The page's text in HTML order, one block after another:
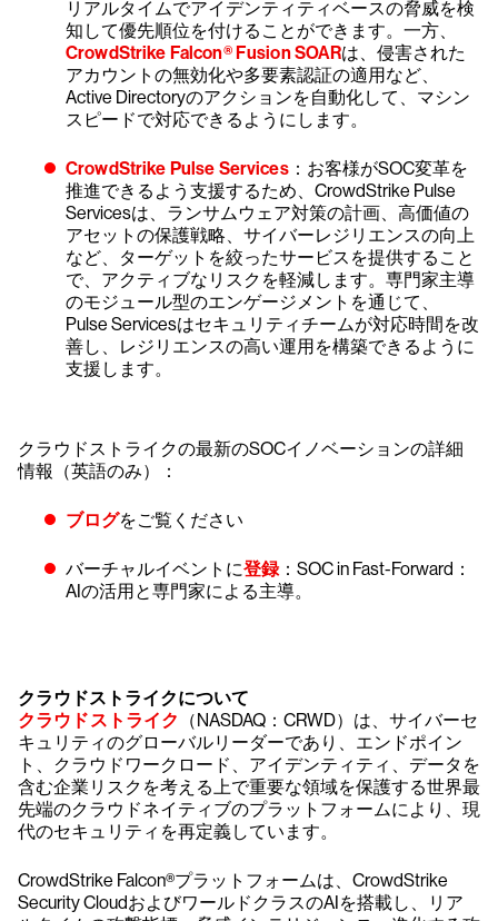
リアルタイムでアイデンティティベースの脅威を検
知して優先順位を付けることができます。一方、
CrowdStrike Falcon® Fusion SOARは、侵害された
アカウントの無効化や多要素認証の適用など、
Active Directoryのアクションを自動化して、マシン
スピードで対応できるようにします。
CrowdStrike Pulse Services：お客様がSOC変革を
推進できるよう支援するため、CrowdStrike Pulse
Servicesは、ランサムウェア対策の計画、高価値の
アセットの保護戦略、サイバーレジリエンスの向上
など、ターゲットを絞ったサービスを提供すること
で、アクティブなリスクを軽減します。専門家主導
のモジュール型のエンゲージメントを通じて、
Pulse Servicesはセキュリティチームが対応時間を改
善し、レジリエンスの高い運用を構築できるように
支援します。
クラウドストライクの最新のSOCイノベーションの詳細
情報（英語のみ）：
ブログをご覧ください
バーチャルイベントに登録：SOC in Fast-Forward：
AIの活用と専門家による主導。
クラウドストライクについて
クラウドストライク
（NASDAQ：CRWD）は、サイバーセ
キュリティのグローバルリーダーであり、エンドポイン
ト、クラウドワークロード、アイデンティティ、データを
含む企業リスクを考える上で重要な領域を保護する世界最
先端のクラウドネイティブのプラットフォームにより、現
代のセキュリティを再定義しています。
CrowdStrike Falcon®プラットフォームは、CrowdStrike
Security CloudおよびワールドクラスのAIを搭載し、リア